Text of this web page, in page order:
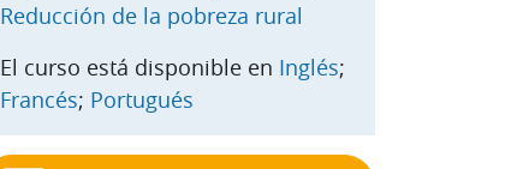
Reducción de la pobreza rural
El curso está disponible en Inglés;
Francés; Portugués